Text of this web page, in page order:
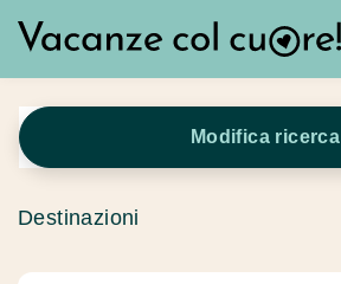
Modifica ricerca
Destinazioni